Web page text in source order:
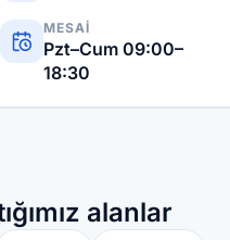
MESAI
Pzt–Cum 09:00–
18:30
alanlar